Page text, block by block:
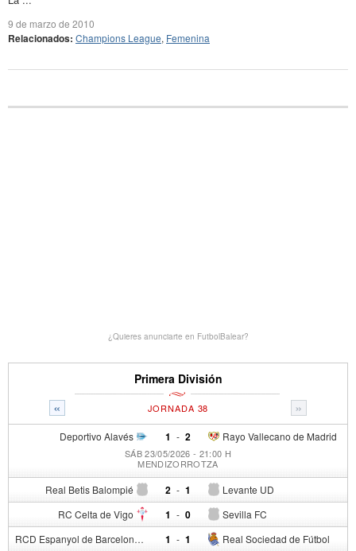
9 de marzo de 2010
Relacionados: Champions League, Femenina
¿Quieres anunciarte en FutbolBalear?
Primera División
« »
JORNADA 38
Deportivo Alavés 1 - Rayo Vallecano de Madrid
2
SÁB 23/05/2026 - 21:00 H
MENDIZORROTZA
Real Betis Balompié 2 - Levante UD
1
RC Celta de Vigo 1 - Sevilla FC
0
RCD Espanyol de Barcelona 1 - Real Sociedad de Fútbol
1